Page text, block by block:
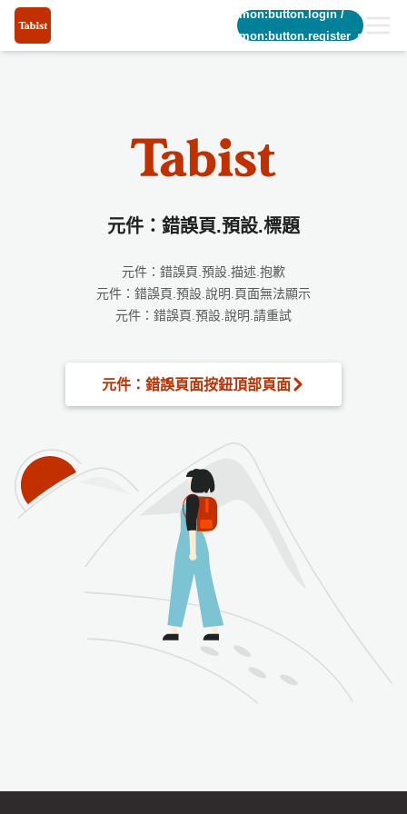
common:button.login/
common:button.register_short
元件：錯誤頁.預設.標題
元件：錯誤頁.預設.描述.抱歉
元件：錯誤頁.預設.說明.頁面無法顯示
元件：錯誤頁.預設.說明.請重試
元件：錯誤頁面按鈕頂部頁面